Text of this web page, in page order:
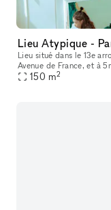
Lieu Atypique -
Lieu situé dans le 13e
Avenue de France, et à
François Mitterrand. Ce
150 m2